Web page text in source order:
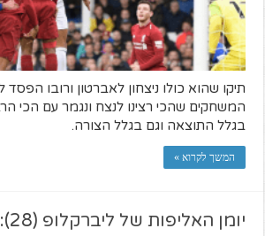
תיקו שהוא כולו ניצחון לאברטון ורובו
המשחקים שהכי רצינו לנצח ונגמר עם הכי
בגלל התוצאה וגם בגלל הצורה.
המשך לקרוא »